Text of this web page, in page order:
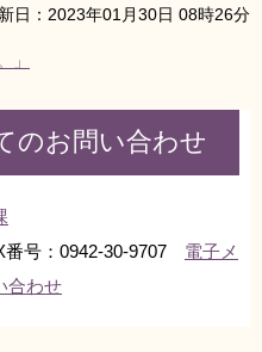
日： 2023年01 月30日 08時26分
」
のお問い合わせ
号：0942-30-9707 電子メ
合わせ